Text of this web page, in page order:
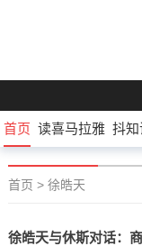
首页 读喜马拉雅 抖知
首页 > 徐皓天
徐皓天与休斯对话：